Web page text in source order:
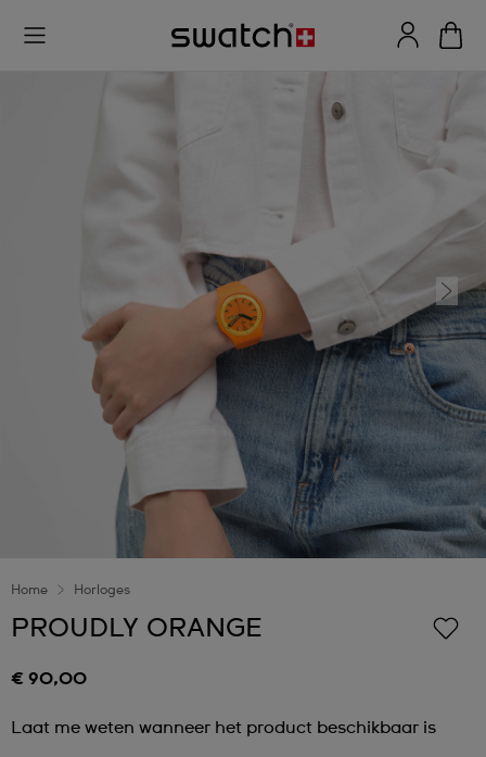
Home Horloges
PROUDLY ORANGE
€ 90,00
Laat me weten wanneer het product beschikbaar is